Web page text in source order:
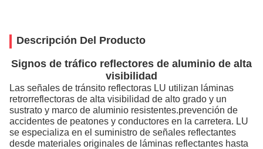
Descripción Del Producto
Signos de tráfico reflectores de aluminio de alta
visibilidad
Las señales de tránsito reflectoras LU utilizan láminas
retrorreflectoras de alta visibilidad de alto grado y un
sustrato y marco de aluminio resistentes.prevención de
accidentes de peatones y conductores en la carretera. LU
se especializa en el suministro de señales reflectantes
desde materiales originales de láminas reflectantes hasta